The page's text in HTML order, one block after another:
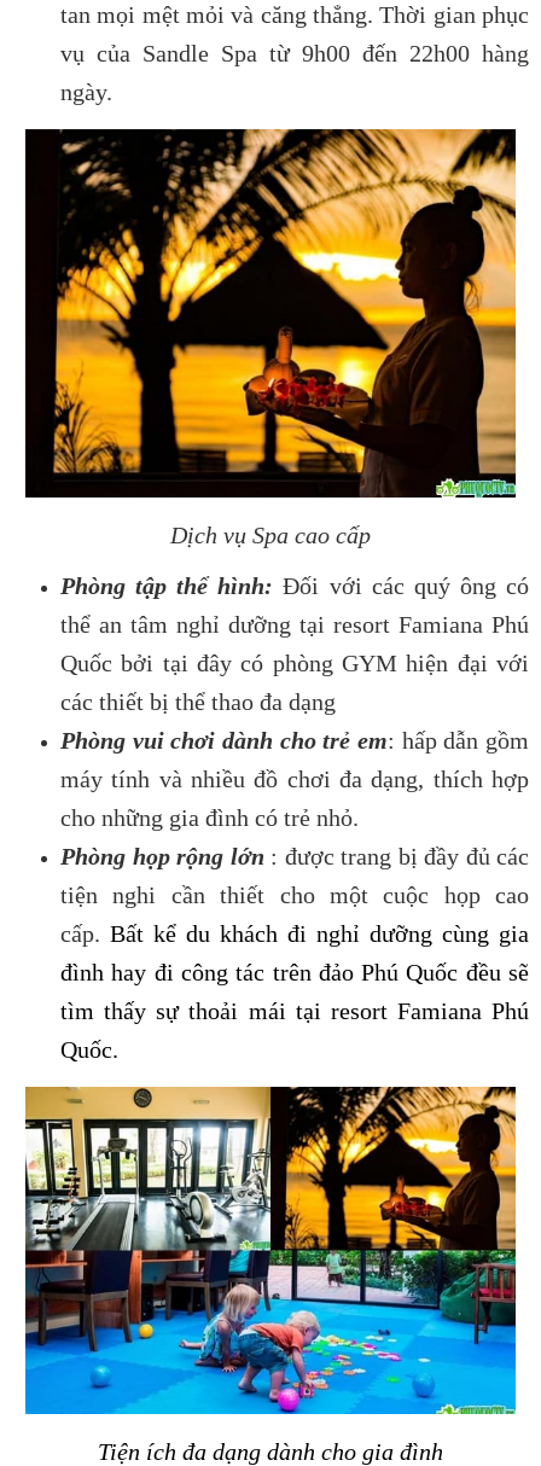
tan mọi mệt mỏi và căng thẳng. Thời gian phục
vụ của Sandle Spa từ 9h00 đến 22h00 hàng
ngày.
Dịch vụ Spa cao cấp
Phòng tập thể hình: Đối với các quý ông có
thể an tâm nghỉ dưỡng tại resort Famiana Phú
Quốc bởi tại đây có phòng GYM hiện đại với
các thiết bị thể thao đa dạng
Phòng vui chơi dành cho trẻ em: hấp dẫn gồm
máy tính và nhiều đồ chơi đa dạng, thích hợp
cho những gia đình có trẻ nhỏ.
Phòng họp rộng lớn : được trang bị đầy đủ các
tiện nghi cần thiết cho một cuộc họp cao
cấp. Bất kể du khách đi nghỉ dưỡng cùng gia
đình hay đi công tác trên đảo Phú Quốc đều sẽ
tìm thấy sự thoải mái tại resort Famiana Phú
Quốc.
Tiện ích đa dạng dành cho gia đình